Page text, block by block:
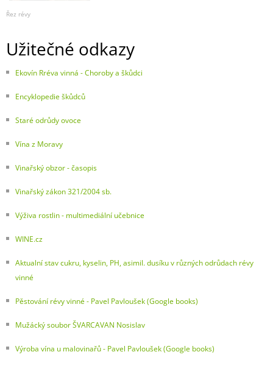
Řez révy
Užitečné odkazy
Ekovín Rréva vinná - Choroby a škůdci
Encyklopedie škůdců
Staré odrůdy ovoce
Vína z Moravy
Vinařský obzor - časopis
Vinařský zákon 321/2004 sb.
Výživa rostlin - multimediální učebnice
WINE.cz
Aktualní stav cukru, kyselin, PH, asimil. dusíku v různých odrůdach révy
vinné
Pěstování révy vinné - Pavel Pavloušek (Google books)
Mužácký soubor ŠVARCAVAN Nosislav
Výroba vína u malovinařů - Pavel Pavloušek (Google books)